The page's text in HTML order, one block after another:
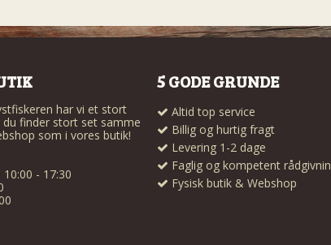
har vi et stort
finder stort set samme
som i vores butik!
- 17:30
5 GODE GRUNDE
Altid top service
Billig og hurtig fragt
Levering 1-2 dage
Faglig og kompetent
Fysisk butik & Webshop